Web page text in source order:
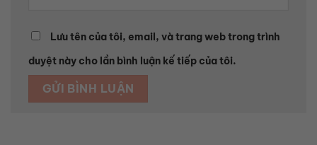
Lưu tên của tôi, email, và trang web trong trình
duyệt này cho lần bình luận kế tiếp của tôi.